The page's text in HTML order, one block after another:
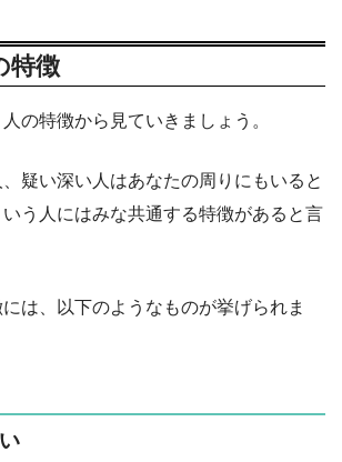
特徴
の特徴から見ていきましょう。
疑い深い人はあなたの周りにもいると
う人にはみな共通する特徴があると言
は、以下のようなものが挙げられま